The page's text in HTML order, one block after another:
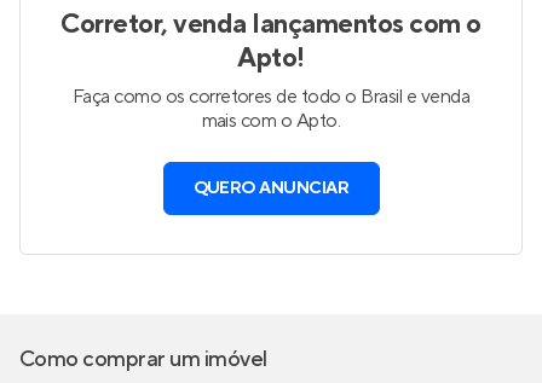
Corretor, venda lançamentos com o
Apto!
Faça como os corretores de todo o Brasil e venda
mais com o Apto.
QUERO ANUNCIAR
Como comprar um imóvel